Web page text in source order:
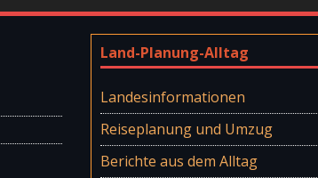
Land-Planung-Alltag
Landesinformationen
Reiseplanung und Umzug
Berichte aus dem Alltag